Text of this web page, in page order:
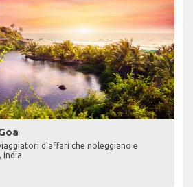
d'affari che noleggiano e
India